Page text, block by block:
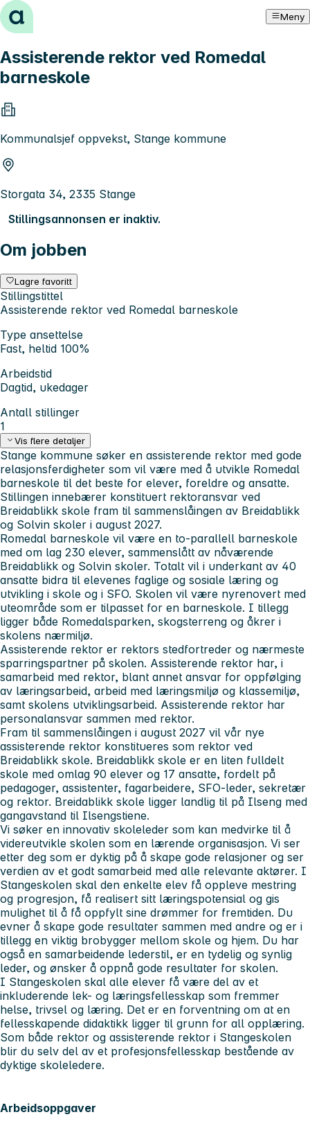
Hopp til innhold Meny
Assisterende rektor ved Romedal
barneskole
Kommunalsjef oppvekst, Stange kommune
Storgata 34, 2335 Stange
Stillingsannonsen er inaktiv.
Om jobben
Lagre favoritt
Stillingstittel
Assisterende rektor ved Romedal barneskole
Type ansettelse
Fast, heltid 100%
Arbeidstid
Dagtid, ukedager
Antall stillinger
1
Vis flere detaljer
Stange kommune søker en assisterende rektor med gode
relasjonsferdigheter som vil være med å utvikle Romedal
barneskole til det beste for elever, foreldre og ansatte.
Stillingen innebærer konstituert rektoransvar ved
Breidablikk skole fram til sammenslåingen av Breidablikk
og Solvin skoler i august 2027.
Romedal barneskole vil være en to-parallell barneskole
med om lag 230 elever, sammenslått av nåværende
Breidablikk og Solvin skoler. Totalt vil i underkant av 40
ansatte bidra til elevenes faglige og sosiale læring og
utvikling i skole og i SFO. Skolen vil være nyrenovert med
uteområde som er tilpasset for en barneskole. I tillegg
ligger både Romedalsparken, skogsterreng og åkrer i
skolens nærmiljø.
Assisterende rektor er rektors stedfortreder og nærmeste
sparringspartner på skolen. Assisterende rektor har, i
samarbeid med rektor, blant annet ansvar for oppfølging
av læringsarbeid, arbeid med læringsmiljø og klassemiljø,
samt skolens utviklingsarbeid. Assisterende rektor har
personalansvar sammen med rektor.
Fram til sammenslåingen i august 2027 vil vår nye
assisterende rektor konstitueres som rektor ved
Breidablikk skole. Breidablikk skole er en liten fulldelt
skole med omlag 90 elever og 17 ansatte, fordelt på
pedagoger, assistenter, fagarbeidere, SFO-leder, sekretær
og rektor. Breidablikk skole ligger landlig til på Ilseng med
gangavstand til Ilsengstiene.
Vi søker en innovativ skoleleder som kan medvirke til å
videreutvikle skolen som en lærende organisasjon. Vi ser
etter deg som er dyktig på å skape gode relasjoner og ser
verdien av et godt samarbeid med alle relevante aktører. I
Stangeskolen skal den enkelte elev få oppleve mestring
og progresjon, få realisert sitt læringspotensial og gis
mulighet til å få oppfylt sine drømmer for fremtiden. Du
evner å skape gode resultater sammen med andre og er i
tillegg en viktig brobygger mellom skole og hjem. Du har
også en samarbeidende lederstil, er en tydelig og synlig
leder, og ønsker å oppnå gode resultater for skolen.
I Stangeskolen skal alle elever få være del av et
inkluderende lek- og læringsfellesskap som fremmer
helse, trivsel og læring. Det er en forventning om at en
fellesskapende didaktikk ligger til grunn for all opplæring.
Som både rektor og assisterende rektor i Stangeskolen
blir du selv del av et profesjonsfellesskap bestående av
dyktige skoleledere.
Arbeidsoppgaver